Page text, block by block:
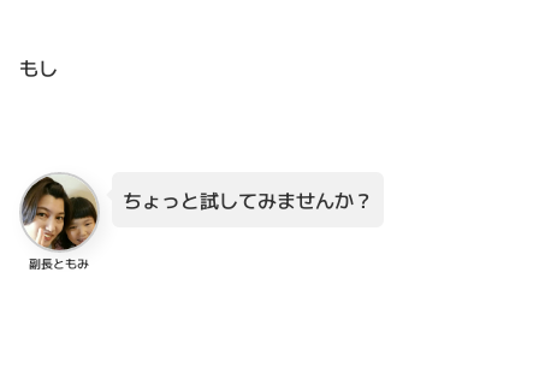
もし
副長ともみ
ちょっと試してみませんか？